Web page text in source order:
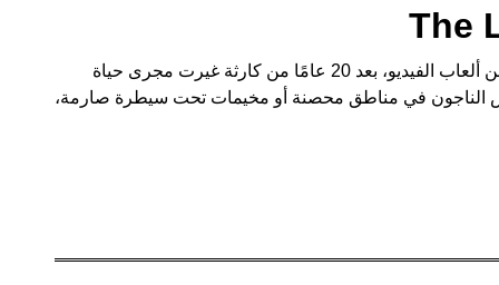
، المقتبس من ألعاب الفيديو، بعد 20 عامًا من كارثة غيرت مجرى حياة
الناجون في مناطق محصنة أو مخيمات تحت سيطرة صارمة،